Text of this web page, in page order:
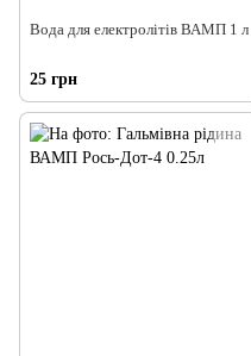
Вода для електролітів ВАМП 1 л
25 грн